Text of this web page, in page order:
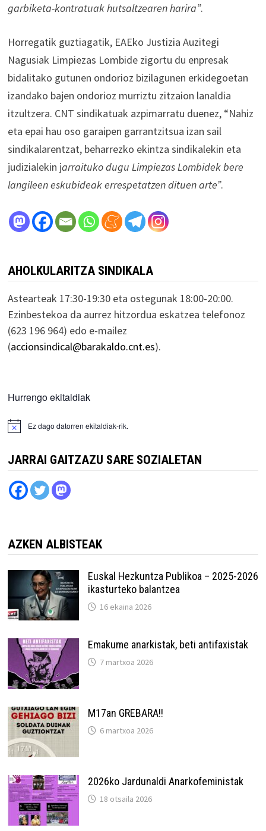
garbiketa-kontratuak hutsaltzearen harira”.
Horregatik guztiagatik, EAEko Justizia Auzitegi
Nagusiak Limpiezas Lombide zigortu du enpresak
bidalitako gutunen ondorioz bizilagunen erkidegoetan
izandako bajen ondorioz murriztu zitzaion lanaldia
itzultzera. CNT sindikatuak azpimarratu duenez, “Nahiz
eta epai hau oso garaipen garrantzitsua izan sail
sindikalarentzat, beharrezko ekintza sindikalekin eta
judizialekin jarraituko dugu Limpiezas Lombidek bere
langileen eskubideak errespetatzen dituen arte”.
AHOLKULARITZA SINDIKALA
Astearteak 17:30-19:30 eta ostegunak 18:00-20:00.
Ezinbestekoa da aurrez hitzordua eskatzea telefonoz
(623 196 964) edo e-mailez
(accionsindical@barakaldo.cnt.es).
Hurrengo ekitaldiak
Ez dago datorren ekitaldiak-rik.
JARRAI GAITZAZU SARE SOZIALETAN
AZKEN ALBISTEAK
Euskal Hezkuntza Publikoa – 2025-2026
ikasturteko balantzea
16 ekaina 2026
Emakume anarkistak, beti antifaxistak
7 martxoa 2026
M17an GREBARA!!
6 martxoa 2026
2026ko Jardunaldi Anarkofeministak
18 otsaila 2026